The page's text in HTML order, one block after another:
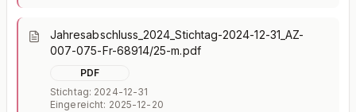
Jahresabschluss_2024_Stichtag-2024-12-31_AZ-
007-075-Fr-68914/25-m.pdf
PDF
Stichtag: 2024-12-31
Eingereicht: 2025-12-20